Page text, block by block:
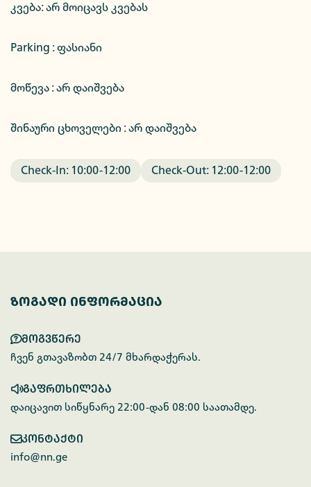
კვება:არ მოიცავს კვებას
Parking :ფასიანი
მოწევა : არ დაიშვება
შინაური ცხოველები : არ დაიშვება
Check-In: 10:00-12:00 Check-Out: 12:00-12:00
ზოგადი ინფორმაცია
მოგვწერე
ჩვენ გთავაზობთ 24/7 მხარდაჭერას.
გაფრთხილება
დაიცავით სიწყნარე 22:00-დან 08:00 საათამდე.
კონტაქტი
info@nn.ge